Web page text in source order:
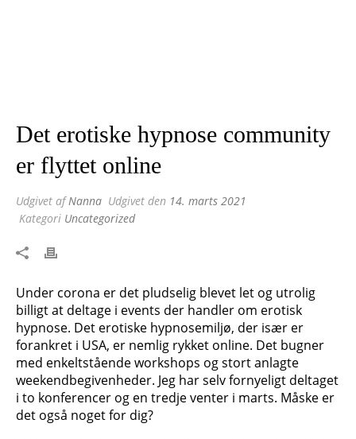
Det erotiske hypnose community
er flyttet online
Udgivet afNanna Udgivet den 14. marts 2021
Kategori Uncategorized
Under corona er det pludselig blevet let og utrolig
billigt at deltage i events der handler om erotisk
hypnose. Det erotiske hypnosemiljø, der især er
forankret i USA, er nemlig rykket online. Det bugner
med enkeltstående workshops og stort anlagte
weekendbegivenheder. Jeg har selv fornyeligt deltaget
i to konferencer og en tredje venter i marts. Måske er
det også noget for dig?